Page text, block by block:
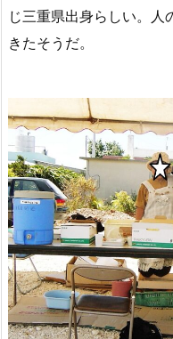
じ三重県出身らしい。人
きたそうだ。